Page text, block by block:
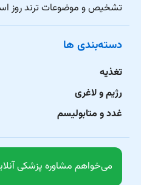
تشخیص و موضوعات ترند روز
دسته‌بندی ها
تغذیه
رژیم و لاغری
غدد و متابولیسم
می‌خواهم مشاوره پزشکی